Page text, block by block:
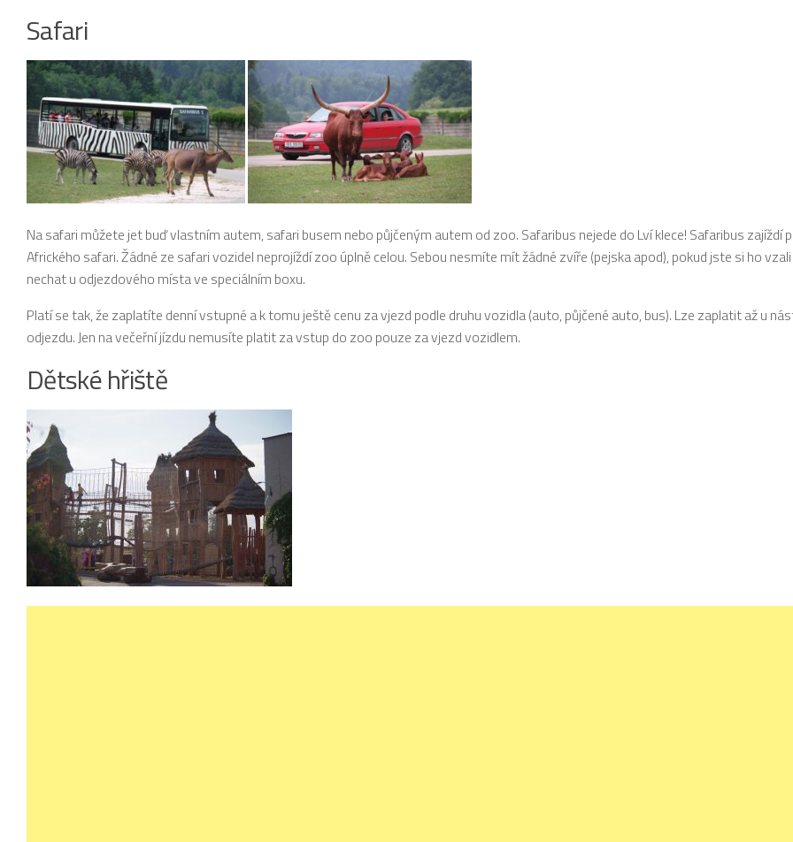
Safari
Na safari můžete jet buď vlastním autem, safari busem nebo půjčeným autem od zoo. Safaribus nejede do Lví klece! Safaribus zajíždí
Afrického safari. Žádné ze safari vozidel neprojíždí zoo úplně celou. Sebou nesmíte mít žádné zvíře (pejska apod), pokud jste si ho
nechat u odjezdového místa ve speciálním boxu.
Platí se tak, že zaplatíte denní vstupné a k tomu ještě cenu za vjezd podle druhu vozidla (auto, půjčené auto, bus). Lze zaplatit až u
odjezdu. Jen na večeřní jízdu nemusíte platit za vstup do zoo pouze za vjezd vozidlem.
Dětské hřiště